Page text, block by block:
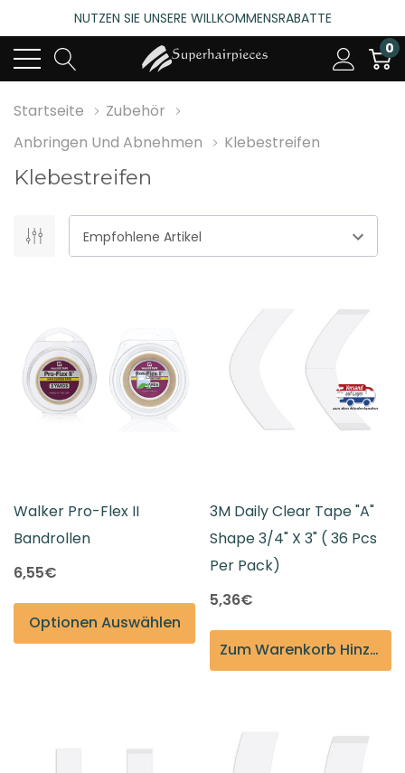
NUTZEN SIE UNSERE WILLKOMMENSRABATTE
4.6
(485 bewertungen)
NUTZEN SIE UNSERE WILLKOMMENSRABATTE
0
Startseite
Zubehör
Anbringen Und Abnehmen
Klebestreifen
Klebestreifen
Walker Pro-Flex II
Bandrollen
6,55€
Optionen Auswählen
3M Daily Clear Tape "A"
Shape 3/4" X 3" ( 36 Pcs
Per Pack)
5,36€
Zum Warenkorb Hinzufügen